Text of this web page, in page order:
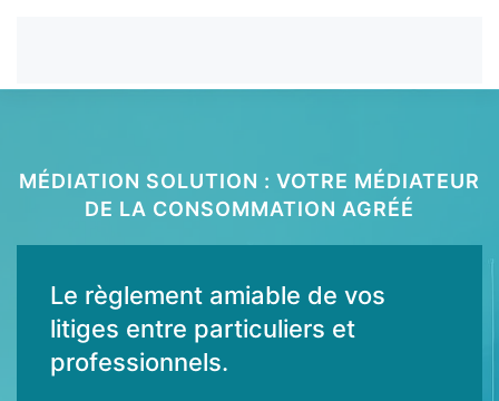
MÉDIATION SOLUTION : VOTRE MÉDIATEUR
DE LA CONSOMMATION AGRÉÉ
Le règlement amiable de vos
litiges entre particuliers et
professionnels.